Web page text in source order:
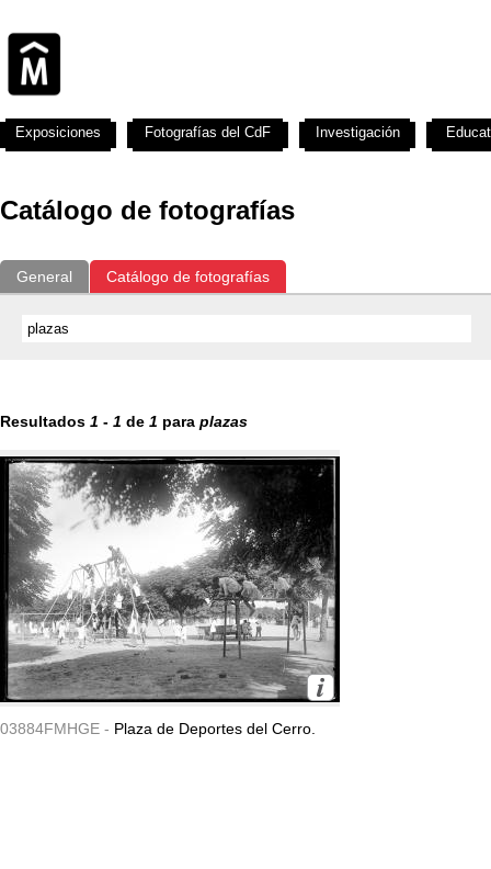
Catálogo de fotografías
General Catálogo de fotografías
Resultados 1 - 1 de 1 para plazas
03884FMHGE - Plaza de Deportes del Cerro.
Exposiciones Fotografías del CdF Investigación